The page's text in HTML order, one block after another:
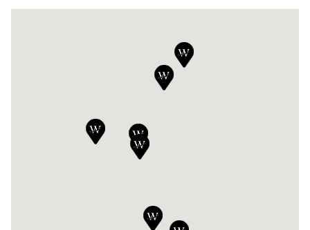
DE WILLERMIN AUBENAS
5 Rue de la Garenche, 07200, Aubenas
Voir la concession